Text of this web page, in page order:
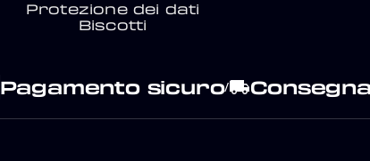
Protezione dei dati
Biscotti
Pagamento sicuro/local_shipping